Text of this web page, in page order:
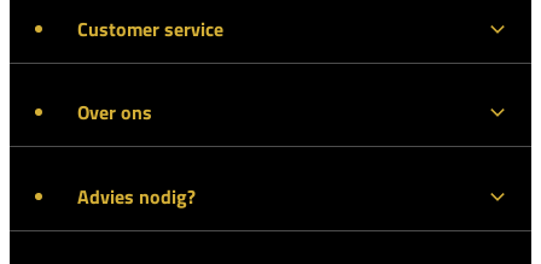
Customer service
Over ons
Advies nodig?